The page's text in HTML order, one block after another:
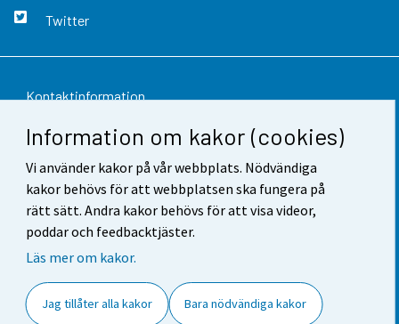
Information om kakor (cookies)
Vi använder kakor på vår webbplats. Nödvändiga
kakor behövs för att webbplatsen ska fungera på
rätt sätt. Andra kakor behövs för att visa videor,
poddar och feedbacktjäster.
Läs mer om kakor.
Jag tillåter alla kakor Bara nödvändiga kakor
Twitter
Kontaktinformation
Respons
Användarvillkor
Dataskydd
Tillgänglighet
Cookie-inställningar